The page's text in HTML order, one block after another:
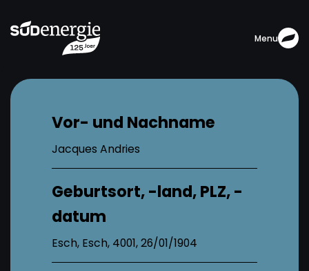
Menu
Vor- und Nachname
Jacques Andries
Geburtsort, -land, PLZ, -
datum
Esch, Esch, 4001, 26/01/1904